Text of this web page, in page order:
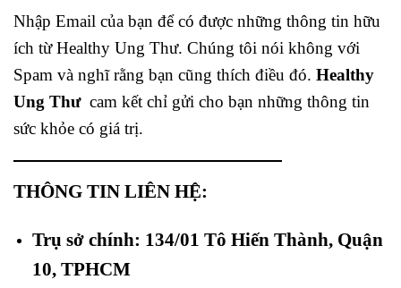
Nhập Email của bạn để có được những thông tin hữu
ích từ Healthy Ung Thư. Chúng tôi nói không với
Spam và nghĩ rằng bạn cũng thích điều đó. Healthy
Ung Thư cam kết chỉ gửi cho bạn những thông tin
sức khỏe có giá trị.
THÔNG TIN LIÊN HỆ:
Trụ sở chính: 134/01 Tô Hiến Thành, Quận
10, TPHCM